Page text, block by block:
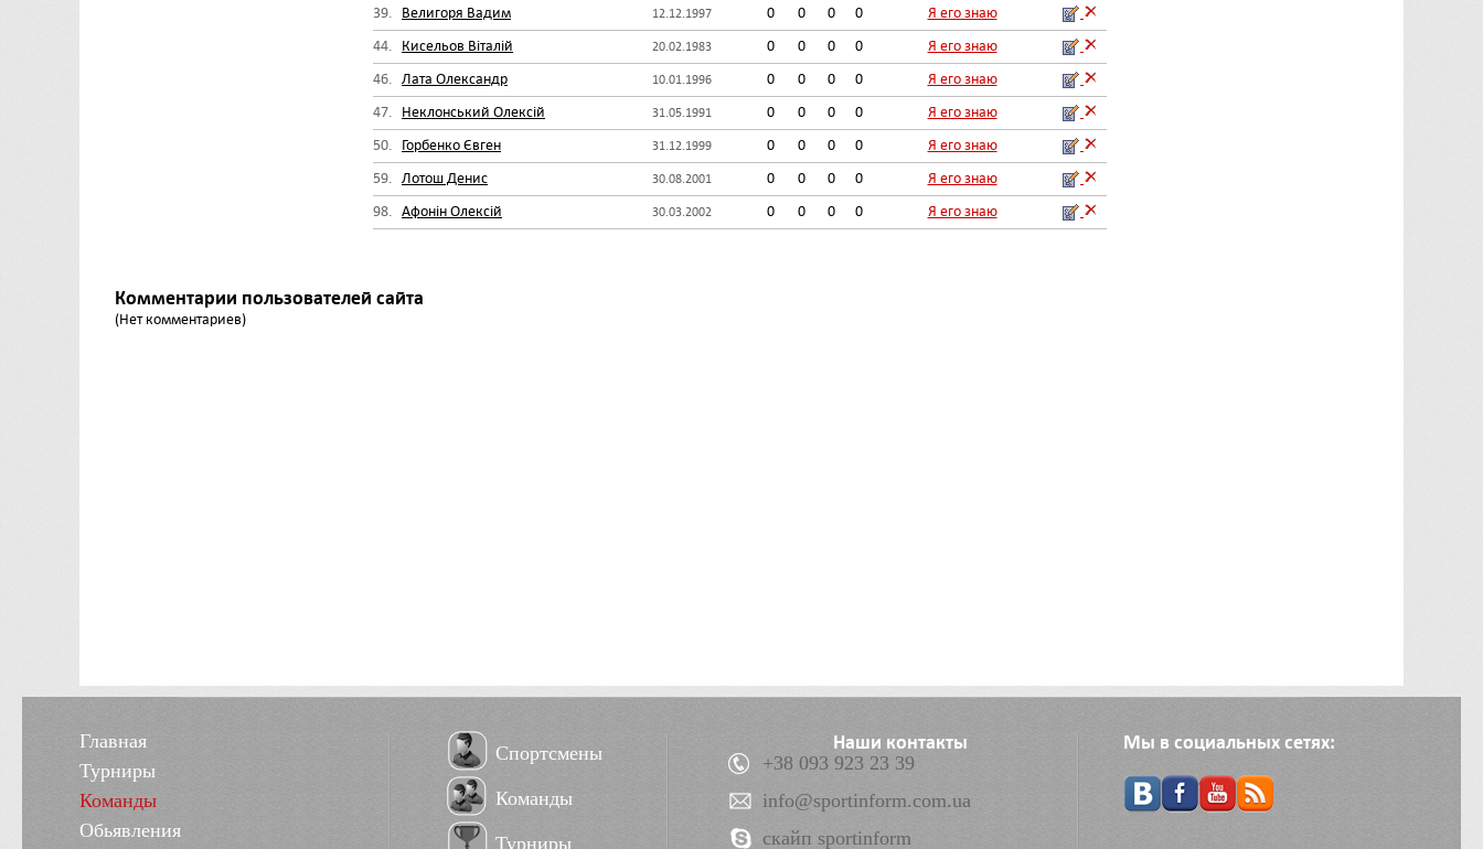
39.
Велигоря Вадим 12.12.1997 0 0 0 0
Я его знаю
44.
Кисельов Віталій 20.02.1983 0 0 0 0
Я его знаю
46. Лата Олександр 10.01.1996 0 0 0 0
Я его знаю
47.
Неклонський Олексій 31.05.1991 0 0 0 0
Я его знаю
50.
Горбенко Євген 31.12.1999 0 0 0 0
Я его знаю
59. Лотош Денис 30.08.2001 0 0 0 0
Я его знаю
98. Афонін Олексій 30.03.2002 0 0 0 0 Я его знаю
Комментарии пользователей сайта
(Нет комментариев)
Главная
Турниры
Команды
Обьявления
Спортсмены
Команды
Турниры
Наши контакты
+38 093 923 23 39
info@sportinform.com.ua
скайп sportinform
Мы в социальных сетях: